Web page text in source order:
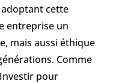
adoptant cette
entreprise un
mais aussi éthique
Comme
pour